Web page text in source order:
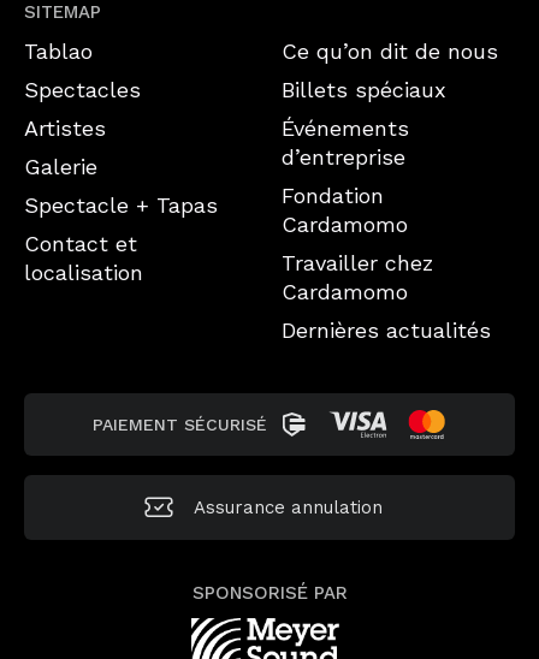
SITEMAP
Tablao
Spectacles
Artistes
Galerie
Spectacle + Tapas
Contact et
localisation
Ce qu’on dit de nous
Billets spéciaux
Événements
d’entreprise
Fondation
Cardamomo
Travailler chez
Cardamomo
Dernières actualités
PAIEMENT SÉCURISÉ
Assurance annulation
SPONSORISÉ PAR